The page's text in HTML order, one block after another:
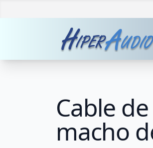
Cable
macho